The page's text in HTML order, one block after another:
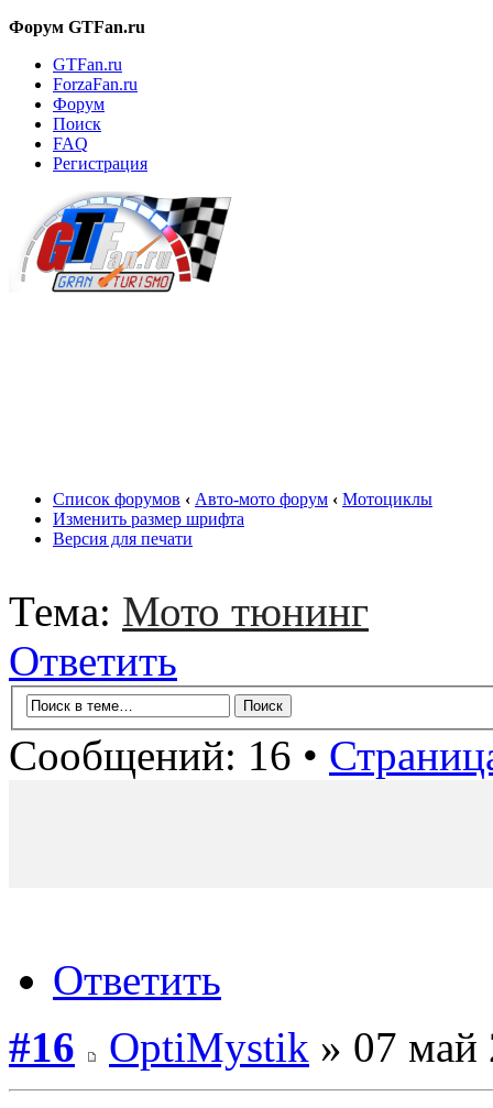
Форум GTFan.ru
GTFan.ru
ForzaFan.ru
Форум
Поиск
FAQ
Регистрация
Список форумов ‹ Авто-мото форум ‹ Мотоциклы
Изменить размер шрифта
Версия для печати
Тема: Мото тюнинг
Ответить
Сообщений: 16 •
Ответить
#16
OptiMystik » 07 май